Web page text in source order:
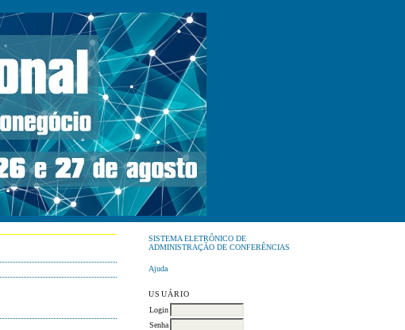
SISTEMA ELETRÔNICO DE
ADMINISTRAÇÃO DE CONFERÊNCIAS
Ajuda
USUÁRIO
Login
Senha